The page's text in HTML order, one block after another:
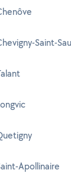
Saint-
Apollinaire